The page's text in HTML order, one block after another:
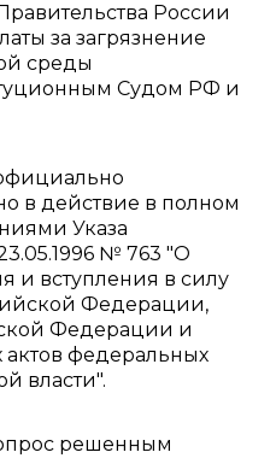
России
за загрязнение
среды
Судом РФ и
в действие в полном
Указа
№ 763 "О
и вступления в силу
Федерации,
Федерации и
федеральных
власти".
решенным